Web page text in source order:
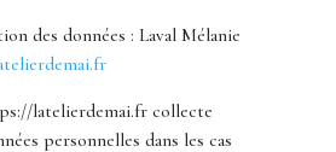
des données : Laval Mélanie
latelierdemai.fr collecte
personnelles dans les cas